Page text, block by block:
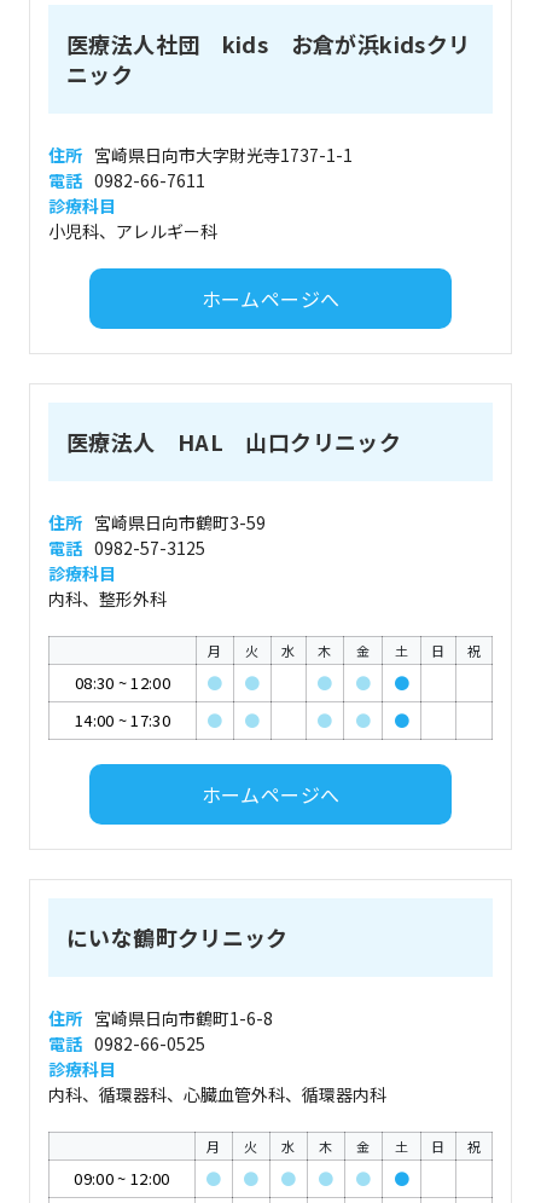
医療法人社団 kids お倉が浜kidsクリ
ニック
住所 宮崎県日向市大字財光寺1737-1-1
電話 0982-66-7611
診療科目
小児科、アレルギー科
ホームページへ
医療法人 HAL 山口クリニック
住所 宮崎県日向市鶴町3-59
電話 0982-57-3125
診療科目
内科、整形外科
月 火 水 木 金 土 日 祝
08:30 ~12:00 ● ● ● ●
●
14:00 ~17:30 ● ● ● ● ●
ホームページへ
にいな鶴町クリニック
住所 宮崎県日向市鶴町1-6-8
電話 0982-66-0525
診療科目
内科、循環器科、心臓血管外科、循環器内科
月 火 水 木 金 土 日 祝
09:00~ 12:00 ● ● ● ● ●
●